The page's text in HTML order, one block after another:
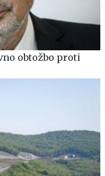
obtožbo proti